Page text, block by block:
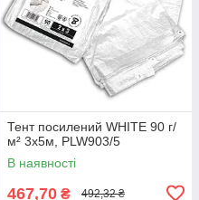
Тент посилений WHITE 90 г/
м² 3х5м, PLW903/5
В наявності
467,70 ₴ 492,32 ₴